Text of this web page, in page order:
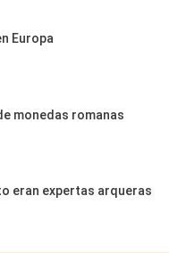
Europa
monedas romanas
eran expertas arqueras